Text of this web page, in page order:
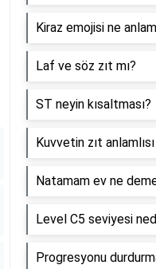
Kiraz emojisi ne
Laf ve söz zıt mı?
ST neyin kısaltması?
Kuvvetin zıt
Natamam ev ne
Level C5 seviyesi
Progresyonu